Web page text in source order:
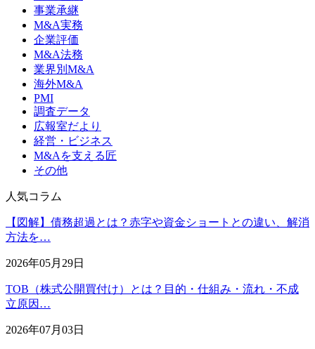
事業承継
M&A実務
企業評価
M&A法務
業界別M&A
海外M&A
PMI
調査データ
広報室だより
経営・ビジネス
M&Aを支える匠
その他
人気コラム
【図解】債務超過とは？赤字や資金ショートとの違い、解消
方法を…
2026年05月29日
TOB（株式公開買付け）とは？目的・仕組み・流れ・不成
立原因…
2026年07月03日